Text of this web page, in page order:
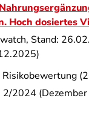
Hoch dosiertes
Stand:
2/2024